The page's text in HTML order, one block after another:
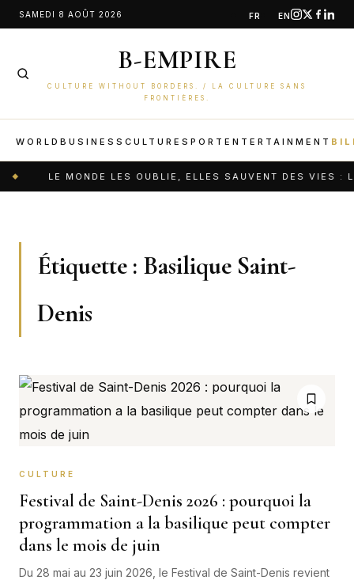
AllerSAMEDI 8 AOÛT 2026 FR EN
B-EMPIRE
CULTURE WITHOUT BORDERS. / LA CULTURE SANS
FRONTIÈRES.
WORLD BUSINESS CULTURE SPORT ENTERTAINMENT
LE MONDE LES OUBLIE, ELLES SAUVENT DES VIES :
Étiquette : Basilique Saint-
Denis
CULTURE
Festival de Saint-Denis 2026 : pourquoi la
programmation a la basilique peut compter
dans le mois de juin
Du 28 mai au 23 juin 2026, le Festival de Saint-Denis revient